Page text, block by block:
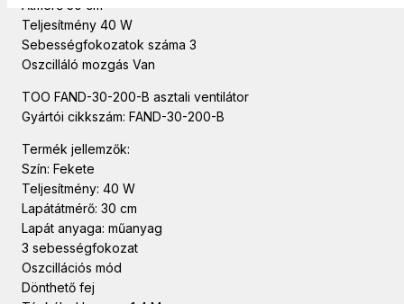
Átmérő 30 cm
Teljesítmény 40 W
Sebességfokozatok száma 3
Oszcilláló mozgás Van
TOO FAND-30-200-B asztali ventilátor
Gyártói cikkszám: FAND-30-200-B
Termék jellemzők:
Szín: Fekete
Teljesítmény: 40 W
Lapátátmérő: 30 cm
Lapát anyaga: műanyag
3 sebességfokozat
Oszcillációs mód
Dönthető fej